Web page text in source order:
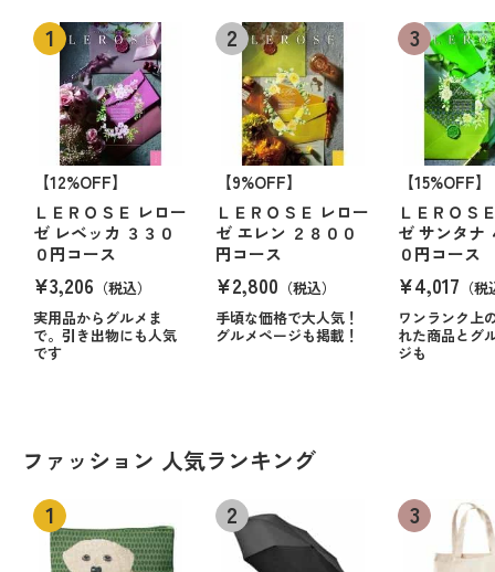
【12%OFF】
ＬＥＲＯＳＥ レロー
ゼ レベッカ ３３０
０円コース
¥3,206 （税込）
実用品からグルメま
で。引き出物にも人気
です
【9%OFF】
ＬＥＲＯＳＥ レロー
ゼ エレン ２８００
円コース
¥2,800 （税込）
手頃な価格で大人気！
グルメページも掲載！
【15%OFF】
ＬＥＲＯＳ
ゼ サンタナ
０円コース
¥4,017 （
ワンランク上
れた商品とグ
ジも
ファッション 人気ランキング